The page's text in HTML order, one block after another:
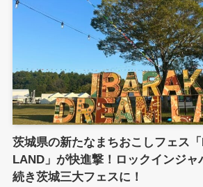
茨城県の新たなまちおこしフェス
LAND」が快進撃！ロックインジ
続き茨城三大フェスに！